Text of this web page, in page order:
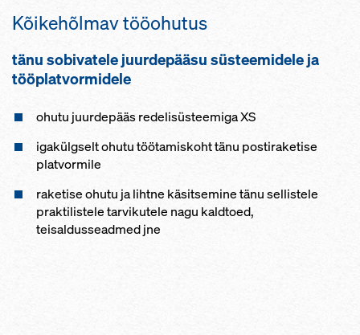
Kõikehõlmav tööohutus
tänu sobivatele juurdepääsu süsteemidele ja
tööplatvormidele
ohutu juurdepääs redelisüsteemiga XS
igakülgselt ohutu töötamiskoht tänu postiraketise
platvormile
raketise ohutu ja lihtne käsitsemine tänu sellistele
praktilistele tarvikutele nagu kaldtoed,
teisaldusseadmed jne